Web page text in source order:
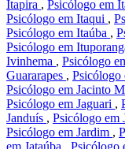
Itapira , Psicólogo em
Psicólogo em Itaqui ,
Psicólogo em Itaúba ,
Psicólogo em
Ivinhema , Psicólogo
Guararapes , Psicólogo
Psicólogo em Jacinto
Psicólogo em Jaguari ,
Janduís , Psicólogo em
Psicólogo em Jardim ,